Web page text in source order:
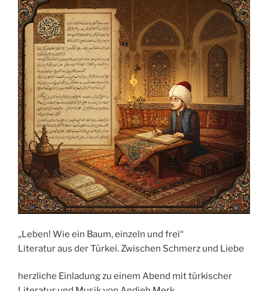
„Leben! Wie ein Baum, einzeln und frei“
Literatur aus der Türkei. Zwischen Schmerz und Liebe
herzliche Einladung zu einem Abend mit türkischer